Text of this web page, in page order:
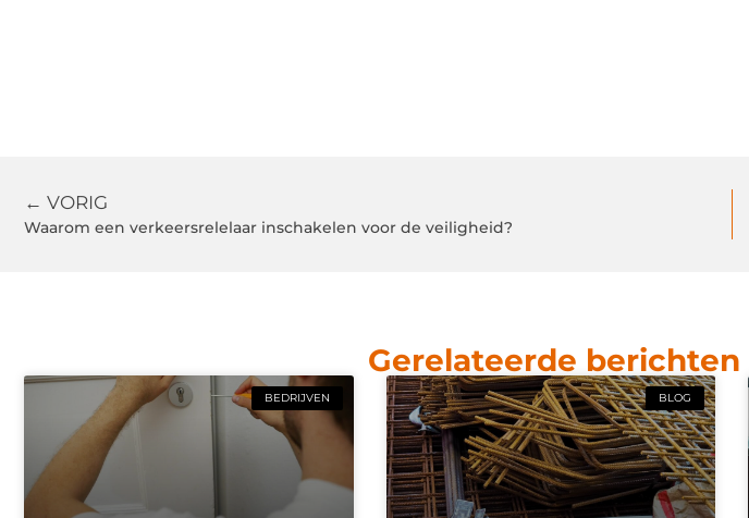
← VORIG
Waarom een verkeersrelelaar inschakelen voor de veiligheid?
Gerelateerde berichten
BEDRIJVEN BLOG